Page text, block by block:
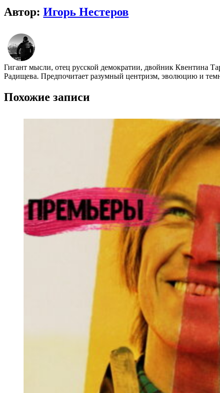
Автор: Игорь Нестеров
Гигант мысли, отец русской демократии, двойник Квентина
Радищева. Предпочитает разумный центризм, эволюцию и
Похожие записи